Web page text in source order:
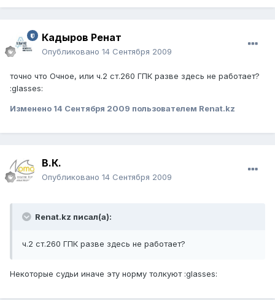
Кадыров Ренат
Опубликовано 14 Сентября 2009
точно что Очное, или ч.2 ст.260 ГПК разве здесь не работает?
:glasses:
Изменено 14 Сентября 2009 пользователем Renat.kz
В.К.
Опубликовано 14 Сентября 2009
Renat.kz писал(а):
ч.2 ст.260 ГПК разве здесь не работает?
Некоторые судьи иначе эту норму толкуют :glasses: